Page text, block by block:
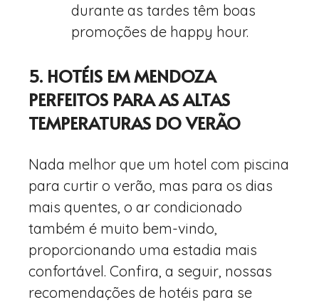
durante as tardes têm boas
promoções de happy hour.
5. HOTÉIS EM MENDOZA
PERFEITOS PARA AS ALTAS
TEMPERATURAS DO VERÃO
Nada melhor que um hotel com piscina
para curtir o verão, mas para os dias
mais quentes, o ar condicionado
também é muito bem-vindo,
proporcionando uma estadia mais
confortável. Confira, a seguir, nossas
recomendações de hotéis para se